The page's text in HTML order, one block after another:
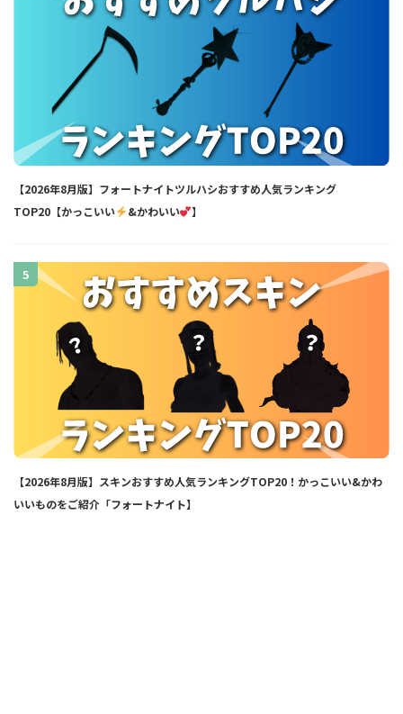
【2026年8月版】フォートナイトツルハシおすすめ人気ランキング
TOP20【かっこいい
&かわいい 】
5
【2026年8月版】スキンおすすめ人気ランキングTOP20！かっこいい&かわ
いいものをご紹介「フォートナイト】